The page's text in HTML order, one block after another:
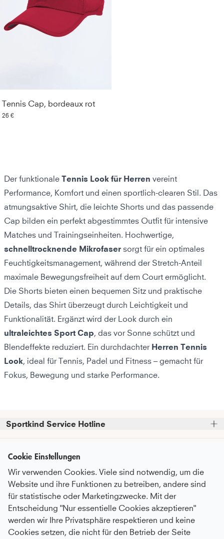
Tennis Cap, bordeaux rot
26 €
Der funktionale Tennis Look für Herren vereint
Performance, Komfort und einen sportlich-clearen Stil. Das
atmungsaktive Shirt, die leichte Shorts und das passende
Cap bilden ein perfekt abgestimmtes Outfit für intensive
Matches und Trainingseinheiten. Hochwertige,
schnelltrocknende Mikrofaser sorgt für ein optimales
Feuchtigkeitsmanagement, während der Stretch-Anteil
maximale Bewegungsfreiheit auf dem Court ermöglicht.
Die Shorts bieten einen bequemen Sitz und praktische
Details, das Shirt überzeugt durch Leichtigkeit und
Funktionalität. Ergänzt wird der Look durch ein
ultraleichtes Sport Cap, das vor Sonne schützt und
Blendeffekte reduziert. Ein durchdachter Herren Tennis
Look, ideal für Tennis, Padel und Fitness – gemacht für
Fokus, Bewegung und starke Performance.
Sportkind Service Hotline
entgegennehmen können.
Telefonische Unterstützung und Beratung unter:
+49 (0)821 319 499 12
Mo - Do
9:00 - 16:00 Uhr
9:00 - 15:00 Uhr
oder auch gerne per E-Mail an
Kundenservice
FAQ - Häufige Fragen
Serviceversprechen
Pflegeempfehlungen
Zahlung & Versand
Umtausch & Rückgabe
Informationen
Über Uns
Nachhaltigkeit
Karriere
Newsletter
Abonniere unseren Newsletter
bevor du
Cookie Einstellungen
Wir verwenden Cookies. Viele sind notwendig, um die
Website und ihre Funktionen zu betreiben, andere sind
für statistische oder Marketingzwecke. Mit der
Entscheidung "Nur essentielle Cookies akzeptieren"
werden wir Ihre Privatsphäre respektieren und keine
Cookies setzen, die nicht für den Betrieb der Seite